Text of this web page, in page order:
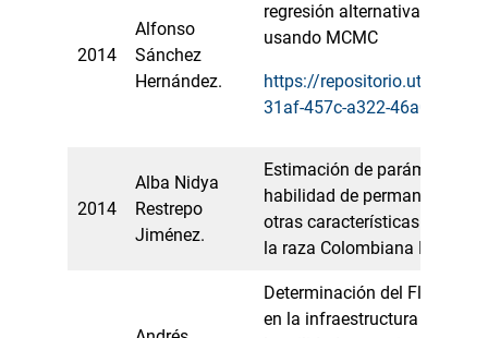
2014
Alfonso
Sánchez
Hernández.
regresión alternativa vs
usando MCMC
https://
31af-457c-a322-
2014
Alba Nidya
Restrepo
Jiménez.
Estimación de parámetros
habilidad de permanencia y
otras características de
la raza Colombiana Lucerna.
Determinación del Flujo de
en la infraestructura